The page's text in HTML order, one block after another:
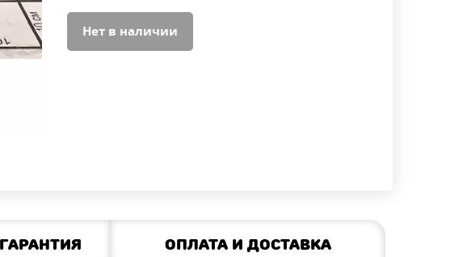
Нет в наличии
Гарантия Оплата и доставка